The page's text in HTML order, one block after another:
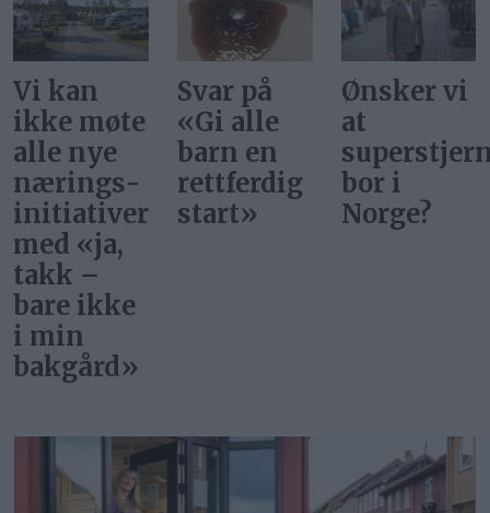
Svar på
«Gi alle
barn en
rettferdig
start»
Ønsker vi
at
superstjerner
bor i
Norge?
INP
trenger
lokallag
på Røros
og